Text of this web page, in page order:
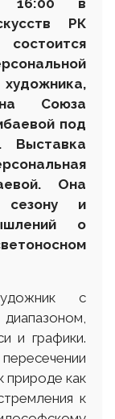
РК
Союза
под
Выставка
Она
сезону и
о
с
и графики.
природе как
к